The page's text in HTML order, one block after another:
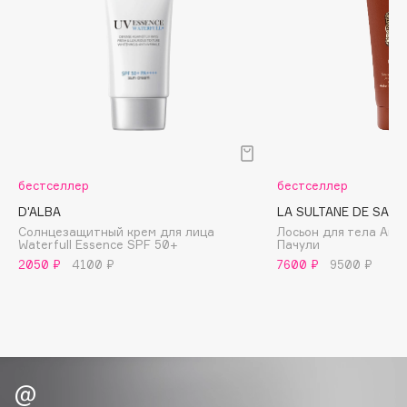
Boadicea The Victorious
BOOMSHOP
BORK
Brunello Cucinelli
Bvlgari
бестселлер
D'ALBA
Солнцезащитный крем для лица
Waterfull Essence SPF 50+
2050 ₽
4100 ₽
бестселлер
LA SULTANE DE SABA
Лосьон для тела
Пачули
7600 ₽
9500 ₽